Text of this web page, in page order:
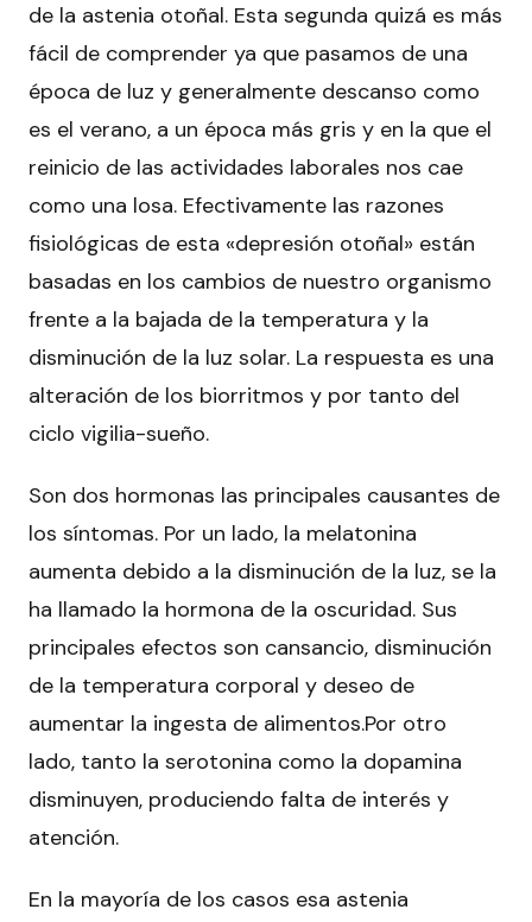
de la astenia otoñal. Esta segunda quizá es más
fácil de comprender ya que pasamos de una
época de luz y generalmente descanso como
es el verano, a un época más gris y en la que el
reinicio de las actividades laborales nos cae
como una losa. Efectivamente las razones
fisiológicas de esta «depresión otoñal» están
basadas en los cambios de nuestro organismo
frente a la bajada de la temperatura y la
disminución de la luz solar. La respuesta es una
alteración de los biorritmos y por tanto del
ciclo vigilia-sueño.
Son dos hormonas las principales causantes de
los síntomas. Por un lado, la melatonina
aumenta debido a la disminución de la luz, se la
ha llamado la hormona de la oscuridad. Sus
principales efectos son cansancio, disminución
de la temperatura corporal y deseo de
aumentar la ingesta de alimentos.Por otro
lado, tanto la serotonina como la dopamina
disminuyen, produciendo falta de interés y
atención.
En la mayoría de los casos esa astenia